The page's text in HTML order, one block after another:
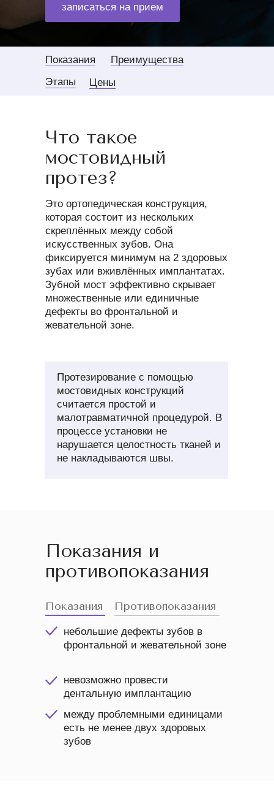
записаться на прием
Показания
Этапы
Цены
Преимущества
Что такое
мостовидный
протез?
Это ортопедическая конструкция,
которая состоит из нескольких
скреплённых между собой
искусственных зубов. Она
фиксируется минимум на 2 здоровых
зубах или вживлённых имплантатах.
Зубной мост эффективно скрывает
множественные или единичные
дефекты во фронтальной и
жевательной зоне.
Протезирование с помощью
мостовидных конструкций
считается простой и
малотравматичной процедурой. В
процессе установки не
нарушается целостность тканей и
не накладываются швы.
Показания и
противопоказания
Показания Противопоказания
небольшие дефекты зубов в
фронтальной и жевательной зоне
невозможно провести
дентальную имплантацию
между проблемными единицами
есть не менее двух здоровых
зубов